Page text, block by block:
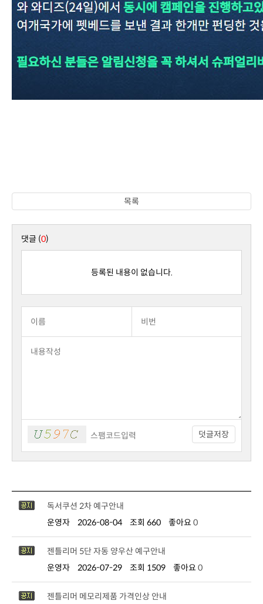
목록
댓글 (0)
등록된 내용이 없습니다.
덧글저장
독서쿠션 2차 예구안내
운영자
2026-08-04 조회 660 좋아요 0
젠틀리머 5단 자동 양우산 예구안내
운영자
2026-07-29 조회 1509 좋아요 0
젠틀리머 메모리제품 가격인상 안내